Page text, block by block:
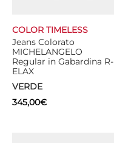
Jeans Colorato
MICHELANGELO
Regular in Gabardina R-
ELAX
VERDE
COLOR TIMELESS
345,00€